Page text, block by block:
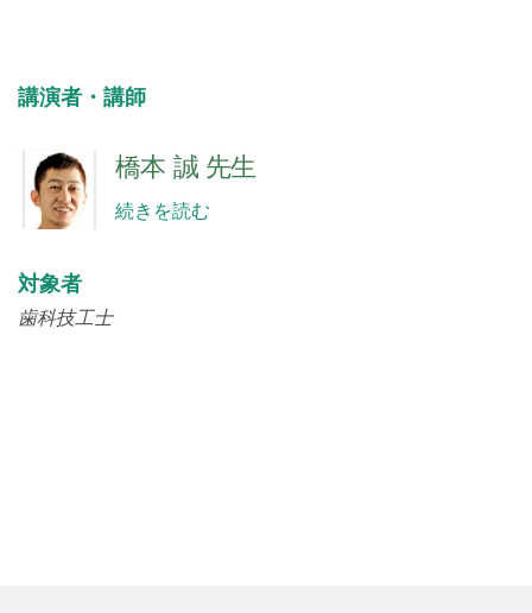
講演者・講師
橋本 誠 先生
続きを読む
対象者
歯科技工士